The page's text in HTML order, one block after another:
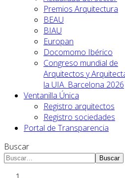
Premios Arquitectura
BEAU
BIAU
Europan
Docomomo Ibérico
Congreso mundial de
Arquitectos y
la UIA. Barcelona 2026
Ventanilla Única
Registro arquitectos
Registro sociedades
Portal de Transparencia
Buscar
Buscar